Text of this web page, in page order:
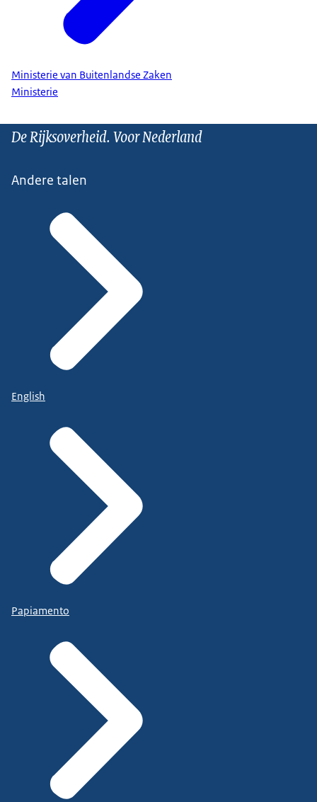
Ministerie van Buitenlandse Zaken
Ministerie
De Rijksoverheid. Voor Nederland
Andere talen
English
Papiamento